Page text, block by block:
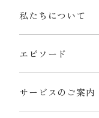
私たちについて
エピソード
サービスのご案内